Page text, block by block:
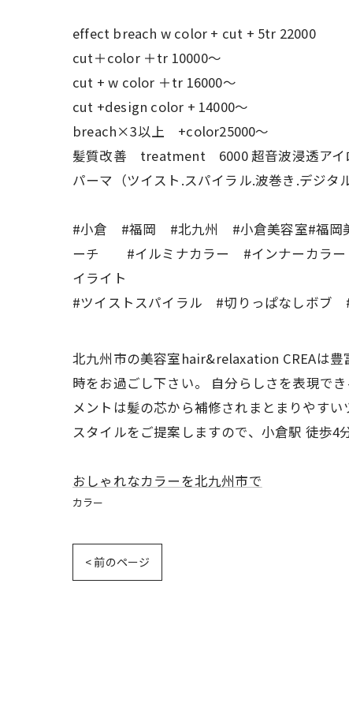
effect breach w color + cut + 5tr 22000
cut＋color ＋tr 10000〜
cut + w color ＋tr 16000〜
cut +design color + 14000〜
breach×3以上 +color25000〜
髪質改善 treatment 6000 超音波浸透アイ
パーマ（ツイスト.スパイラル.波巻き.デジタ
#小倉 #福岡 #北九州 #小倉美容室#福岡
ーチ #イルミナカラー #インナーカラ
イライト
#ツイストスパイラル #切りっぱなしボ
北九州市の美容室hair&relaxation CREAは
時をお過ごし下さい。 自分らしさを表現で
メントは髪の芯から補修されまとまりやす
スタイルをご提案しますので、小倉駅 徒歩4
おしゃれなカラーを北九州市で
カラー
< 前のページ